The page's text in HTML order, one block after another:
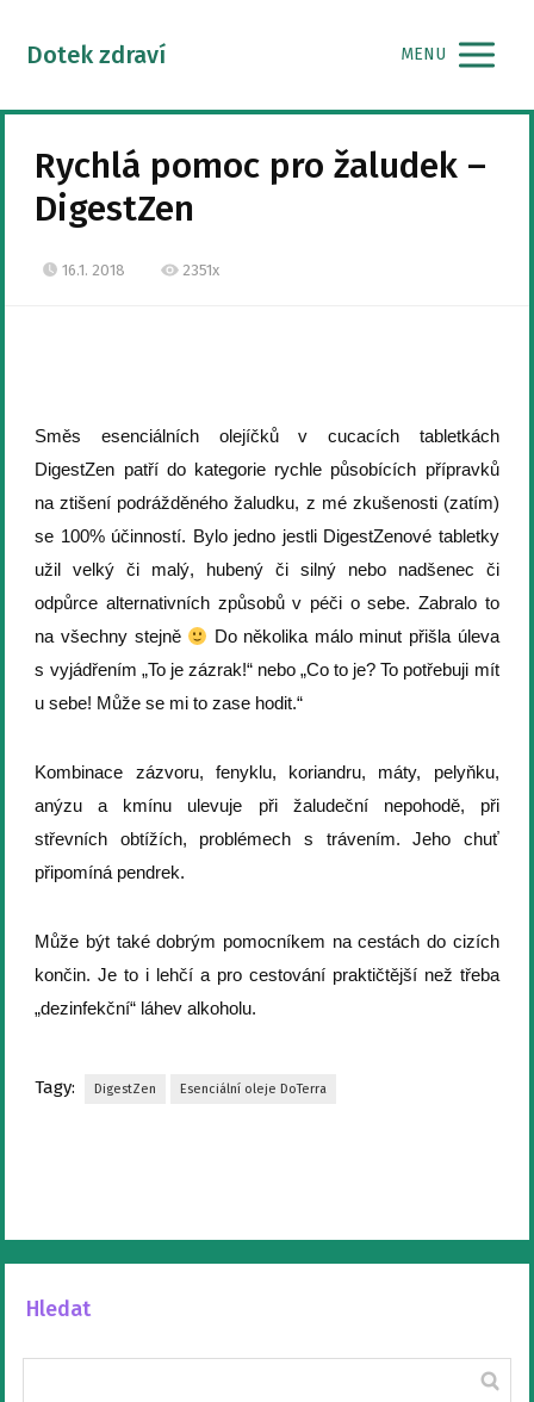
Dotek zdraví MENU
Rychlá pomoc pro žaludek –
DigestZen
16.1. 2018 2351x
Směs esenciálních olejíčků v cucacích tabletkách
DigestZen patří do kategorie rychle působících přípravků
na ztišení podrážděného žaludku, z mé zkušenosti (zatím)
se 100% účinností. Bylo jedno jestli DigestZenové tabletky
užil velký či malý, hubený či silný nebo nadšenec či
odpůrce alternativních způsobů v péči o sebe. Zabralo to
na všechny stejně
Do několika málo minut přišla úleva
s vyjádřením „To je zázrak!“ nebo „Co to je? To potřebuji mít
u sebe! Může se mi to zase hodit.“
Kombinace zázvoru, fenyklu, koriandru, máty, pelyňku,
anýzu a kmínu ulevuje při žaludeční nepohodě, při
střevních obtížích, problémech s trávením. Jeho chuť
připomíná pendrek.
Může být také dobrým pomocníkem na cestách do cizích
končin. Je to i lehčí a pro cestování praktičtější než třeba
„dezinfekční“ láhev alkoholu.
Tagy: DigestZen Esenciální oleje DoTerra
Hledat